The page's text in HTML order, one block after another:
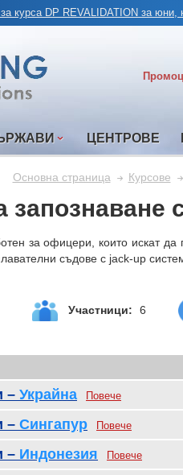
курса DP REVALIDATION за
ЦЕНТРОВЕ
Основна страница Курсове
за офицери, които искат
съдове с jack-up
Участници: 6
– Украйна Повече
– Сингапур Повече
– Индонезия Повече